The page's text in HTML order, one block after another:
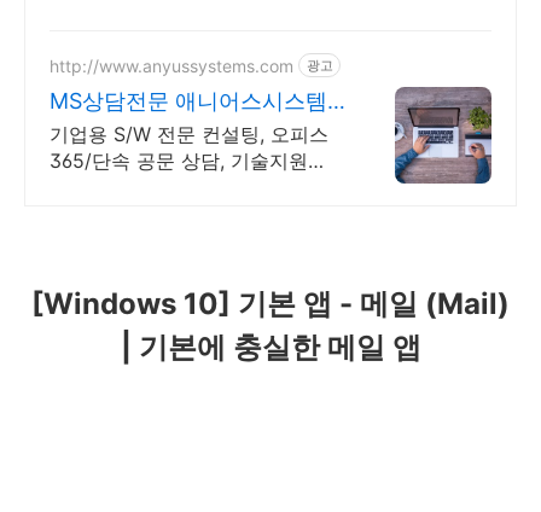
http://www.anyussystems.com 광고
MS상담전문 애니어스시스템
즈 고객과 소통하는 IT 파트너
기업용 S/W 전문 컨설팅, 오피스
365/단속 공문 상담, 기술지원
[Windows 10] 기본 앱 - 메일 (Mail)
| 기본에 충실한 메일 앱